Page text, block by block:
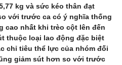
kg và sức kéo thân đạt
với trước ca có ý nghĩa thống
cao nhất khi trèo cột lên đến
thuộc loại lao động đặc biệt
chỉ tiêu thể lực của nhóm đối
giảm sút hơn so với trước